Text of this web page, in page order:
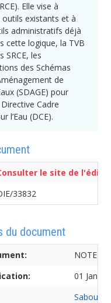
Elle vise à
existants et à
administratifs déjà
cette logique, la TVB
SRCE, les
des Schémas
de
(SDAGE) pour
Cadre
l’Eau (DCE).
le site de
33832
du document
NOTE
01
Sabouret